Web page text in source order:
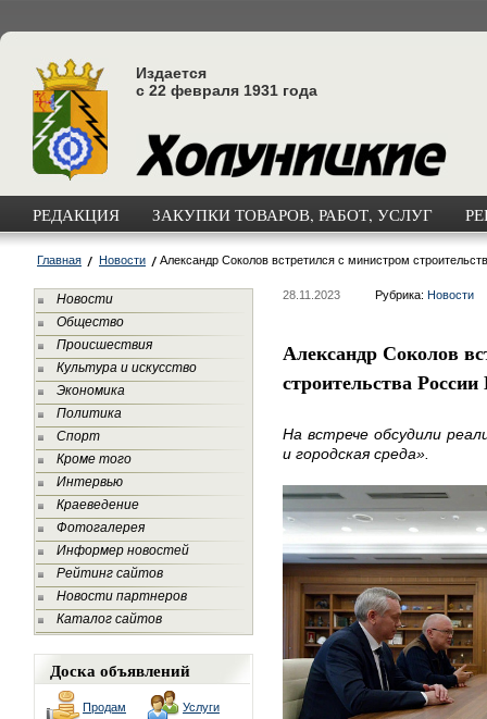
Издается
с 22 февраля 1931 года
РЕДАКЦИЯ ЗАКУПКИ ТОВАРОВ, РАБОТ, УСЛУГ
Главная Новости Александр Соколов встретился с министром
Новости
Общество
Происшествия
Культура и искусство
Экономика
Политика
Спорт
Кроме того
Интервью
Краеведение
Фотогалерея
Информер новостей
Рейтинг сайтов
Новости партнеров
Каталог сайтов
Доска объявлений
Продам Услуги
28.11.2023 Рубрика: Новости
Александр Соколов
строительства
На встрече обсудили
и городская среда».